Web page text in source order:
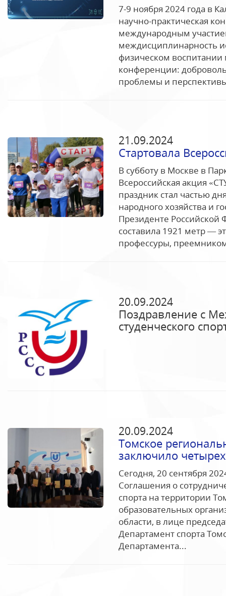
7-9 ноября 2024 года в
научно-практическая
международным
междисциплинарность
физическом
конференции:
проблемы и
21.09.2024
Стартовала
В субботу в Москве в
Всероссийская акция
праздник стал частью
народного хозяйства и
Президенте Российской
составила 1921 метр —
профессуры,
20.09.2024
Поздравление с
студенческого
20.09.2024
Томское
заключило
Сегодня, 20 сентября
Соглашения о
спорта на территории
образовательных
области, в лице
Департамент спорта
Департамента...